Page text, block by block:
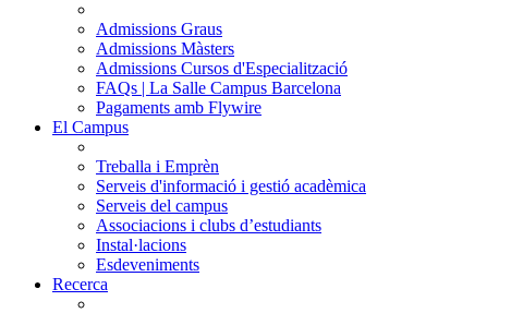
Admissions Graus
Admissions Màsters
Admissions Cursos d'Especialització
FAQs | La Salle Campus Barcelona
Pagaments amb Flywire
El Campus
Treballa i Emprèn
Serveis d'informació i gestió acadèmica
Serveis del campus
Associacions i clubs d’estudiants
Instal·lacions
Esdeveniments
Recerca